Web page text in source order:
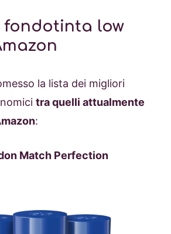
fondotinta low
la lista dei migliori
tra quelli attualmente
:
Match Perfection